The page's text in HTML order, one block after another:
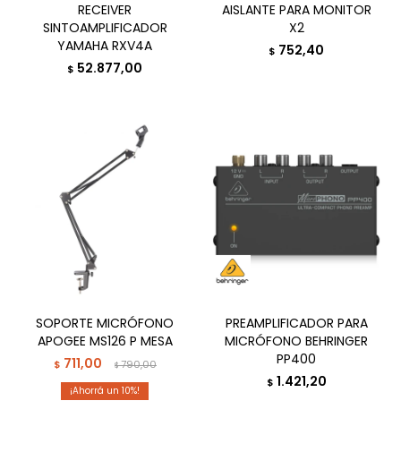
RECEIVER
SINTOAMPLIFICADOR
YAMAHA RXV4A
$ 52.877,00
AISLANTE PARA MONITOR
X2
$ 752,40
SOPORTE MICRÓFONO
APOGEE MS126 P MESA
$ 711,00 $790,00
10
PREAMPLIFICADOR PARA
MICRÓFONO BEHRINGER
PP400
$ 1.421,20